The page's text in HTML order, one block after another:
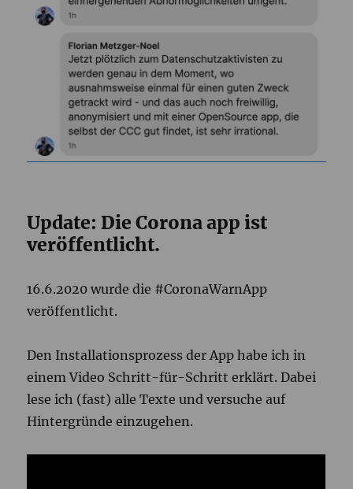
Update: Die Corona app ist
veröffentlicht.
16.6.2020 wurde die #CoronaWarnApp
veröffentlicht.
Den Installationsprozess der App habe ich in
einem Video Schritt-für-Schritt erklärt. Dabei
lese ich (fast) alle Texte und versuche auf
Hintergründe einzugehen.